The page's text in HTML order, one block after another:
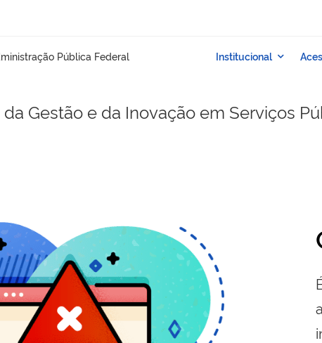
de navegação
Gestão e da Inovação em Serviços